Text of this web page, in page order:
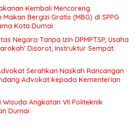
Kembali Mencoreng
Bergizi Gratis (MBG) di SPPG
Kota Dumai
Negara Tanpa Izin DPMPTSP, Usaha
Disorot, Instruktur Sempat
Serahkan Naskah Rancangan
Advokat kepada Kementerian
Angkatan VII Politeknik
Dumai